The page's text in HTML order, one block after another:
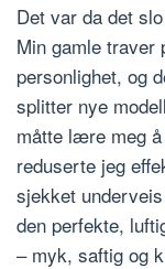
Det var da det
Min gamle traver
personlighet, og
splitter nye
måtte lære meg
reduserte jeg
sjekket
den perfekte,
– myk, saftig og